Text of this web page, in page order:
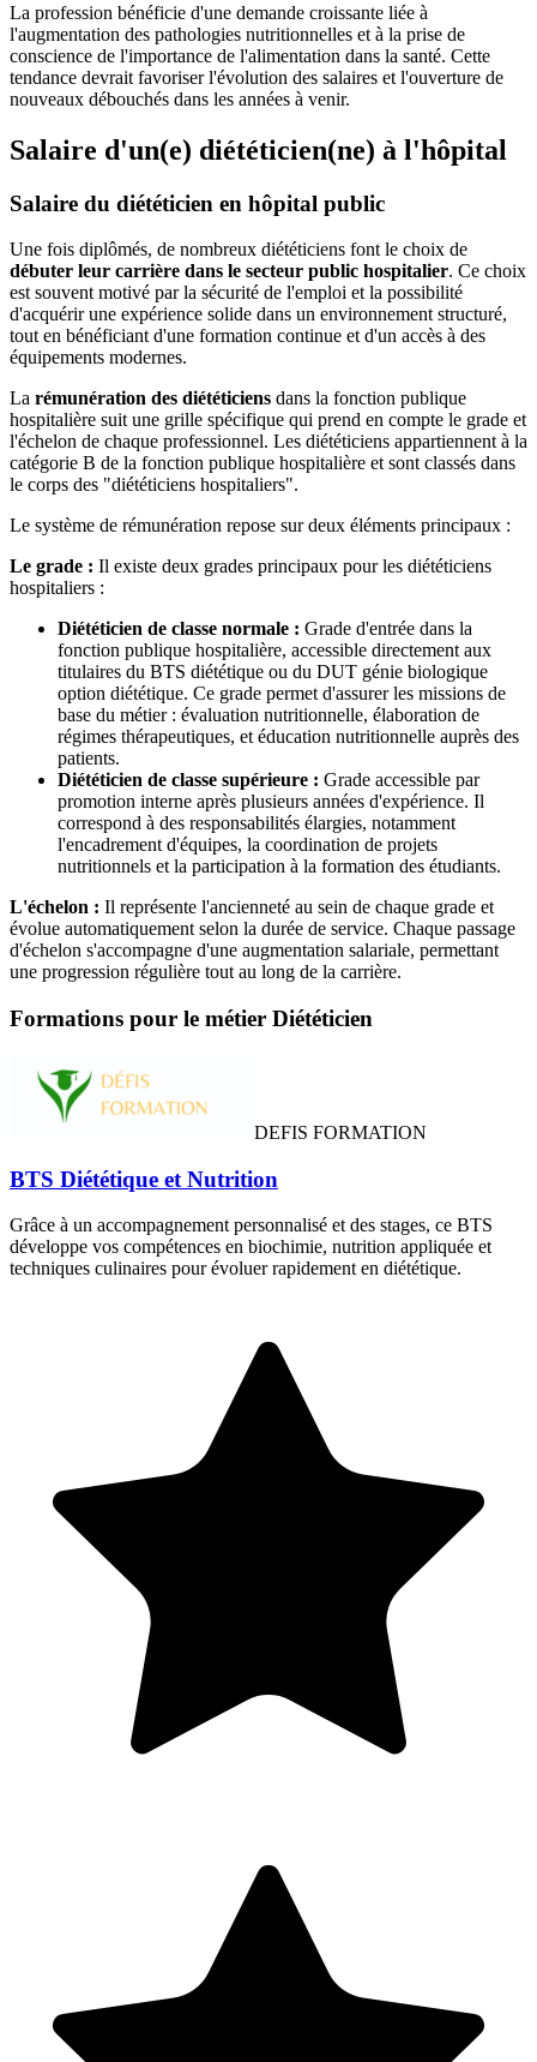
La profession bénéficie d'une demande croissante liée à
l'augmentation des pathologies nutritionnelles et à la prise de
conscience de l'importance de l'alimentation dans la santé. Cette
tendance devrait favoriser l'évolution des salaires et l'ouverture de
nouveaux débouchés dans les années à venir.
Salaire d'un(e) diététicien(ne) à l'hôpital
Salaire du diététicien en hôpital public
Une fois diplômés, de nombreux diététiciens font le choix de
débuter leur carrière dans le secteur public hospitalier. Ce choix
est souvent motivé par la sécurité de l'emploi et la possibilité
d'acquérir une expérience solide dans un environnement structuré,
tout en bénéficiant d'une formation continue et d'un accès à des
équipements modernes.
La rémunération des diététiciens dans la fonction publique
hospitalière suit une grille spécifique qui prend en compte le grade et
l'échelon de chaque professionnel. Les diététiciens appartiennent à la
catégorie B de la fonction publique hospitalière et sont classés dans
le corps des "diététiciens hospitaliers".
Le système de rémunération repose sur deux éléments principaux :
Le grade : Il existe deux grades principaux pour les diététiciens
hospitaliers :
Diététicien de classe normale : Grade d'entrée dans la
fonction publique hospitalière, accessible directement aux
titulaires du BTS diététique ou du DUT génie biologique
option diététique. Ce grade permet d'assurer les missions de
base du métier : évaluation nutritionnelle, élaboration de
régimes thérapeutiques, et éducation nutritionnelle auprès des
patients.
Diététicien de classe supérieure : Grade accessible par
promotion interne après plusieurs années d'expérience. Il
correspond à des responsabilités élargies, notamment
l'encadrement d'équipes, la coordination de projets
nutritionnels et la participation à la formation des étudiants.
L'échelon : Il représente l'ancienneté au sein de chaque grade et
évolue automatiquement selon la durée de service. Chaque passage
d'échelon s'accompagne d'une augmentation salariale, permettant
une progression régulière tout au long de la carrière.
Formations pour le métier Diététicien
DEFIS FORMATION
BTS Diététique et Nutrition
Grâce à un accompagnement personnalisé et des stages, ce BTS
développe vos compétences en biochimie, nutrition appliquée et
techniques culinaires pour évoluer rapidement en diététique.